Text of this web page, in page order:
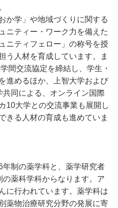
か学」や地域づくりに関する
ニティー・ワーク力を備えた
ニティフェロー」の称号を授
う人材を育成しています。ま
間交流協定を締結し、学生・
進めるほか、上智大学および
同による、オンライン国際
10大学との交流事業も展開し
きる人材の育成も進めていま
制の薬学科と、薬学研究者
薬科学科からなります。ア
に行われています。薬学科は
薬物治療研究分野の発展に寄